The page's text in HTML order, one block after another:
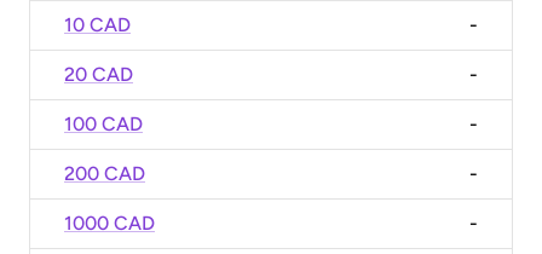
10 CAD -
20 CAD -
100 CAD -
200 CAD -
1000 CAD -